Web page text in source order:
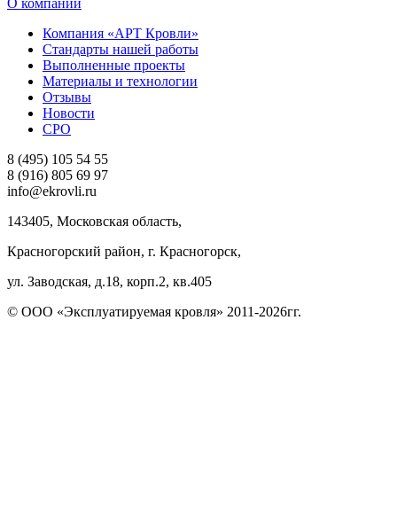
Компания «АРТ Кровли»
Стандарты нашей работы
Выполненные проекты
Материалы и технологии
Отзывы
Новости
СРО
8 (495) 105 54 55
8 (916) 805 69 97
info@ekrovli.ru
143405, Московская область,
Красногорский район, г. Красногорск,
ул. Заводская, д.18, корп.2, кв.405
© ООО «Эксплуатируемая кровля» 2011-2026гг.